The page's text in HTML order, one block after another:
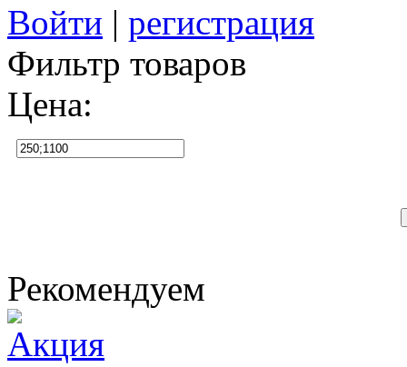
Войти | регистрация
Фильтр товаров
Цена:
Рекомендуем